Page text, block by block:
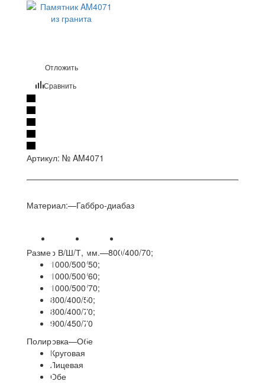
Отложить
Сравнить
Артикул: № AM4071
Материал:—Габбро-диабаз
Размер В/Ш/Т, мм.—800/400/70;
1000/500/50;
1000/500/60;
1000/500/70;
800/400/50;
800/400/70;
900/450/70
Полировка—Обе
Круговая
Лицевая
Обе